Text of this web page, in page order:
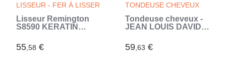
LISSEUR - FER À LISSER
Lisseur Remington
S8590 KERATIN
55,58 €
TONDEUSE CHEVEUX
Tondeuse cheveux -
JEAN LOUIS DAVID -
Hauteurs de Coupe -
Batterie Lithium Ion -
59,63 €